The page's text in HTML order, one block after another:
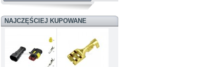
NAJCZĘŚCIEJ KUPOWANE